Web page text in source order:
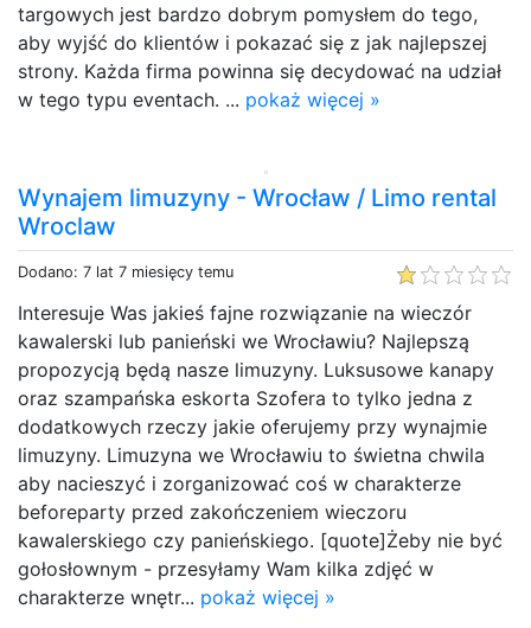
targowych jest bardzo dobrym pomysłem do tego,
aby wyjść do klientów i pokazać się z jak najlepszej
strony. Każda firma powinna się decydować na udział
w tego typu eventach. ... pokaż więcej »
Wynajem limuzyny - Wrocław / Limo rental
Wroclaw
Dodano: 7 lat 7 miesięcy temu
Interesuje Was jakieś fajne rozwiązanie na wieczór
kawalerski lub panieński we Wrocławiu? Najlepszą
propozycją będą nasze limuzyny. Luksusowe kanapy
oraz szampańska eskorta Szofera to tylko jedna z
dodatkowych rzeczy jakie oferujemy przy wynajmie
limuzyny. Limuzyna we Wrocławiu to świetna chwila
aby nacieszyć i zorganizować coś w charakterze
beforeparty przed zakończeniem wieczoru
kawalerskiego czy panieńskiego. [quote]Żeby nie być
gołosłownym - przesyłamy Wam kilka zdjęć w
charakterze wnętr... pokaż więcej »